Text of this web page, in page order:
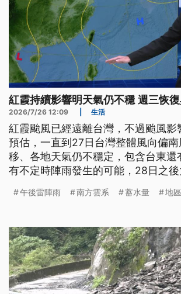
紅霞持續影響明天氣仍不穩 週三恢
2026/7/26 12:09 生活
紅霞颱風已經遠離台灣，不過颱風影
預估，一直到27日台灣整體風向偏
移、各地天氣仍不穩定，包含台東還
有不定時陣雨發生的可能，28日之
午後雷陣雨 南方雲系 蓄水量 地區